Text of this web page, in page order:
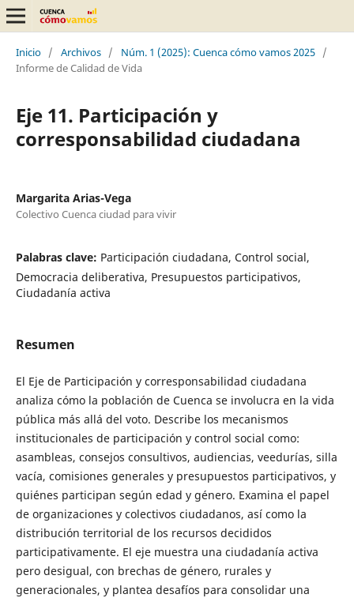
Inicio / Archivos / Núm. 1 (2025): Cuenca cómo vamos 2025 /
Informe de Calidad de Vida
Eje 11. Participación y
corresponsabilidad ciudadana
Margarita Arias-Vega
Colectivo Cuenca ciudad para vivir
Palabras clave: Participación ciudadana, Control social,
Democracia deliberativa, Presupuestos participativos,
Ciudadanía activa
Resumen
El Eje de Participación y corresponsabilidad ciudadana
analiza cómo la población de Cuenca se involucra en la vida
pública más allá del voto. Describe los mecanismos
institucionales de participación y control social como:
asambleas, consejos consultivos, audiencias, veedurías, silla
vacía, comisiones generales y presupuestos participativos, y
quiénes participan según edad y género. Examina el papel
de organizaciones y colectivos ciudadanos, así como la
distribución territorial de los recursos decididos
participativamente. El eje muestra una ciudadanía activa
pero desigual, con brechas de género, rurales y
generacionales, y plantea desafíos para consolidar una